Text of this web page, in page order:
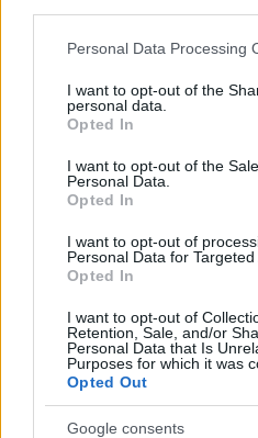
Please note that this website/
not limited to your visit or
grant or deny consent to
use your data for below
consent section.
Personal Data Processing
I want to opt-out of the
personal data.
Opted In
I want to opt-out of the
Personal Data.
Opted In
I want to opt-out of
Personal Data for Targeted
Opted In
I want to opt-out of
Retention, Sale, and/or
Personal Data that Is
Purposes for which it was
Opted Out
Google consents
Δράσεις ενεργού πολίτη
Σχετικά με την πολιτική
πως θα γίνουν δράσεις
αλλαγές στα μαθήματα
σπουδών και ένα νέο
συνηθειών για «να
περισσότερο μια
κεφαλαίου, σεβασμού,
μέσα στα σχολεία».